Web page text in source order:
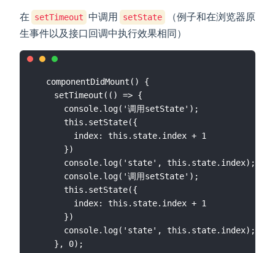
在 setTimeout 中调用 setState
（例子和在浏览器原
生事件以及接口回调中执行效果相同）
  componentDidMount() {
    setTimeout(() => {
      console.log('调用setState');
      this.setState({
        index: this.state.index + 1
      })
      console.log('state', this.state.index);
      console.log('调用setState');
      this.setState({
        index: this.state.index + 1
      })
      console.log('state', this.state.index);
    }, 0);